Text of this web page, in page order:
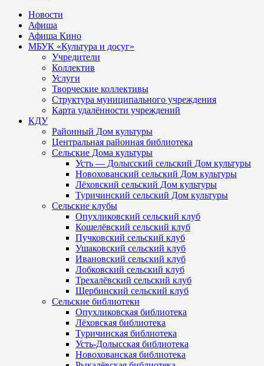
Новости
Афиша
Афиша Кино
МБУК «Культура и досуг»
Учредители
Коллектив
Услуги
Творческие коллективы
Структура муниципального учреждения
Карта удалённости учреждений
КДУ
Районный Дом культуры
Центральная районная библиотека
Сельские Дома культуры
Усть — Долысский сельский Дом культуры
Новохованский сельский Дом культуры
Лёховский сельский Дом культуры
Туричинский сельский Дом культуры
Сельские клубы
Опухликовский сельский клуб
Кошелёвский сельский клуб
Пучковский сельский клуб
Ушаковский сельский клуб
Ивановский сельский клуб
Лобковский сельский клуб
Трехалёвский сельский клуб
Щербинский сельский клуб
Сельские библиотеки
Опухликовская библиотека
Лёховская библиотека
Туричинская библиотека
Усть-Долысская библиотека
Новохованская библиотека